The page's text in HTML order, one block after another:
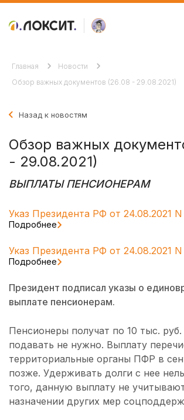
Главная
Новости
Обзор важных документов (26.08 - 29.08.2021)
Назад к новостям
Обзор важных
- 29.08.2021)
ВЫПЛАТЫ ПЕНСИОНЕРАМ
Указ Президента РФ от 24.08.2021
Подробнее
Указ Президента РФ от 24.08.2021
Подробнее
Президент подписал указы о
выплате пенсионерам.
Пенсионеры получат по 10 тыс. руб.
подавать не нужно. Выплату
территориальные органы ПФР в
позже. Удерживать долги с нее
того, данную выплату не
назначении других мер